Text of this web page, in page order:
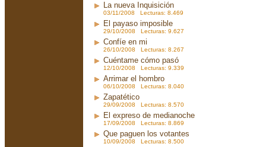
La nueva Inquisición
03/11/2008 Lecturas: 8.469
El payaso imposible
29/10/2008 Lecturas: 9.627
Confíe en mi
26/10/2008 Lecturas: 8.267
Cuéntame cómo pasó
12/10/2008 Lecturas: 9.339
Arrimar el hombro
06/10/2008 Lecturas: 8.040
Zapatético
29/09/2008 Lecturas: 8.570
El expreso de medianoche
17/09/2008 Lecturas: 8.869
Que paguen los votantes
10/09/2008 Lecturas: 8.500